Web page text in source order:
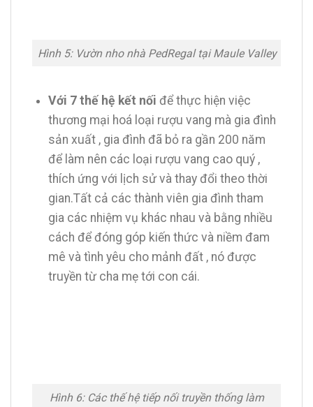
Hình 5: Vườn nho nhà PedRegal tại Maule Valley
Với 7 thế hệ kết nối để thực hiện việc
thương mại hoá loại rượu vang mà gia đình
sản xuất , gia đình đã bỏ ra gần 200 năm
để làm nên các loại rượu vang cao quý ,
thích ứng với lịch sử và thay đổi theo thời
gian.Tất cả các thành viên gia đình tham
gia các nhiệm vụ khác nhau và bằng nhiều
cách để đóng góp kiến thức và niềm đam
mê và tình yêu cho mảnh đất , nó được
truyền từ cha mẹ tới con cái.
Hình 6: Các thế hệ tiếp nối truyền thống làm